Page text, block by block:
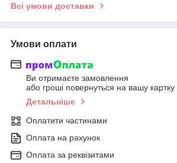
Всі умови доставки
Умови оплати
Ви отримаєте замовлення
або гроші повернуться на вашу картку
Детальніше
Оплатити частинами
Оплата на рахунок
Оплата за реквізитами